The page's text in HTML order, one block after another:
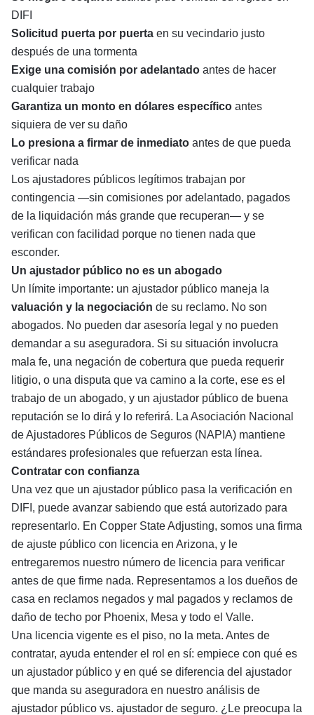
DIFI
Solicitud puerta por puerta en su vecindario justo
después de una tormenta
Exige una comisión por adelantado antes de hacer
cualquier trabajo
Garantiza un monto en dólares específico antes
siquiera de ver su daño
Lo presiona a firmar de inmediato antes de que pueda
verificar nada
Los ajustadores públicos legítimos trabajan por
contingencia —sin comisiones por adelantado, pagados
de la liquidación más grande que recuperan— y se
verifican con facilidad porque no tienen nada que
esconder.
Un ajustador público no es un abogado
Un límite importante: un ajustador público maneja la
valuación y la negociación de su reclamo. No son
abogados. No pueden dar asesoría legal y no pueden
demandar a su aseguradora. Si su situación involucra
mala fe, una negación de cobertura que pueda requerir
litigio, o una disputa que va camino a la corte, ese es el
trabajo de un abogado, y un ajustador público de buena
reputación se lo dirá y lo referirá. La Asociación Nacional
de Ajustadores Públicos de Seguros (NAPIA) mantiene
estándares profesionales que refuerzan esta línea.
Contratar con confianza
Una vez que un ajustador público pasa la verificación en
DIFI, puede avanzar sabiendo que está autorizado para
representarlo. En Copper State Adjusting, somos una firma
de ajuste público con licencia en Arizona, y le
entregaremos nuestro número de licencia para verificar
antes de que firme nada. Representamos a los dueños de
casa en reclamos negados y mal pagados y reclamos de
daño de techo por Phoenix, Mesa y todo el Valle.
Una licencia vigente es el piso, no la meta. Antes de
contratar, ayuda entender el rol en sí: empiece con qué es
un ajustador público y en qué se diferencia del ajustador
que manda su aseguradora en nuestro análisis de
ajustador público vs. ajustador de seguro. ¿Le preocupa la